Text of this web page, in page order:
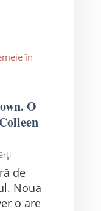
O
de
Noua
o are